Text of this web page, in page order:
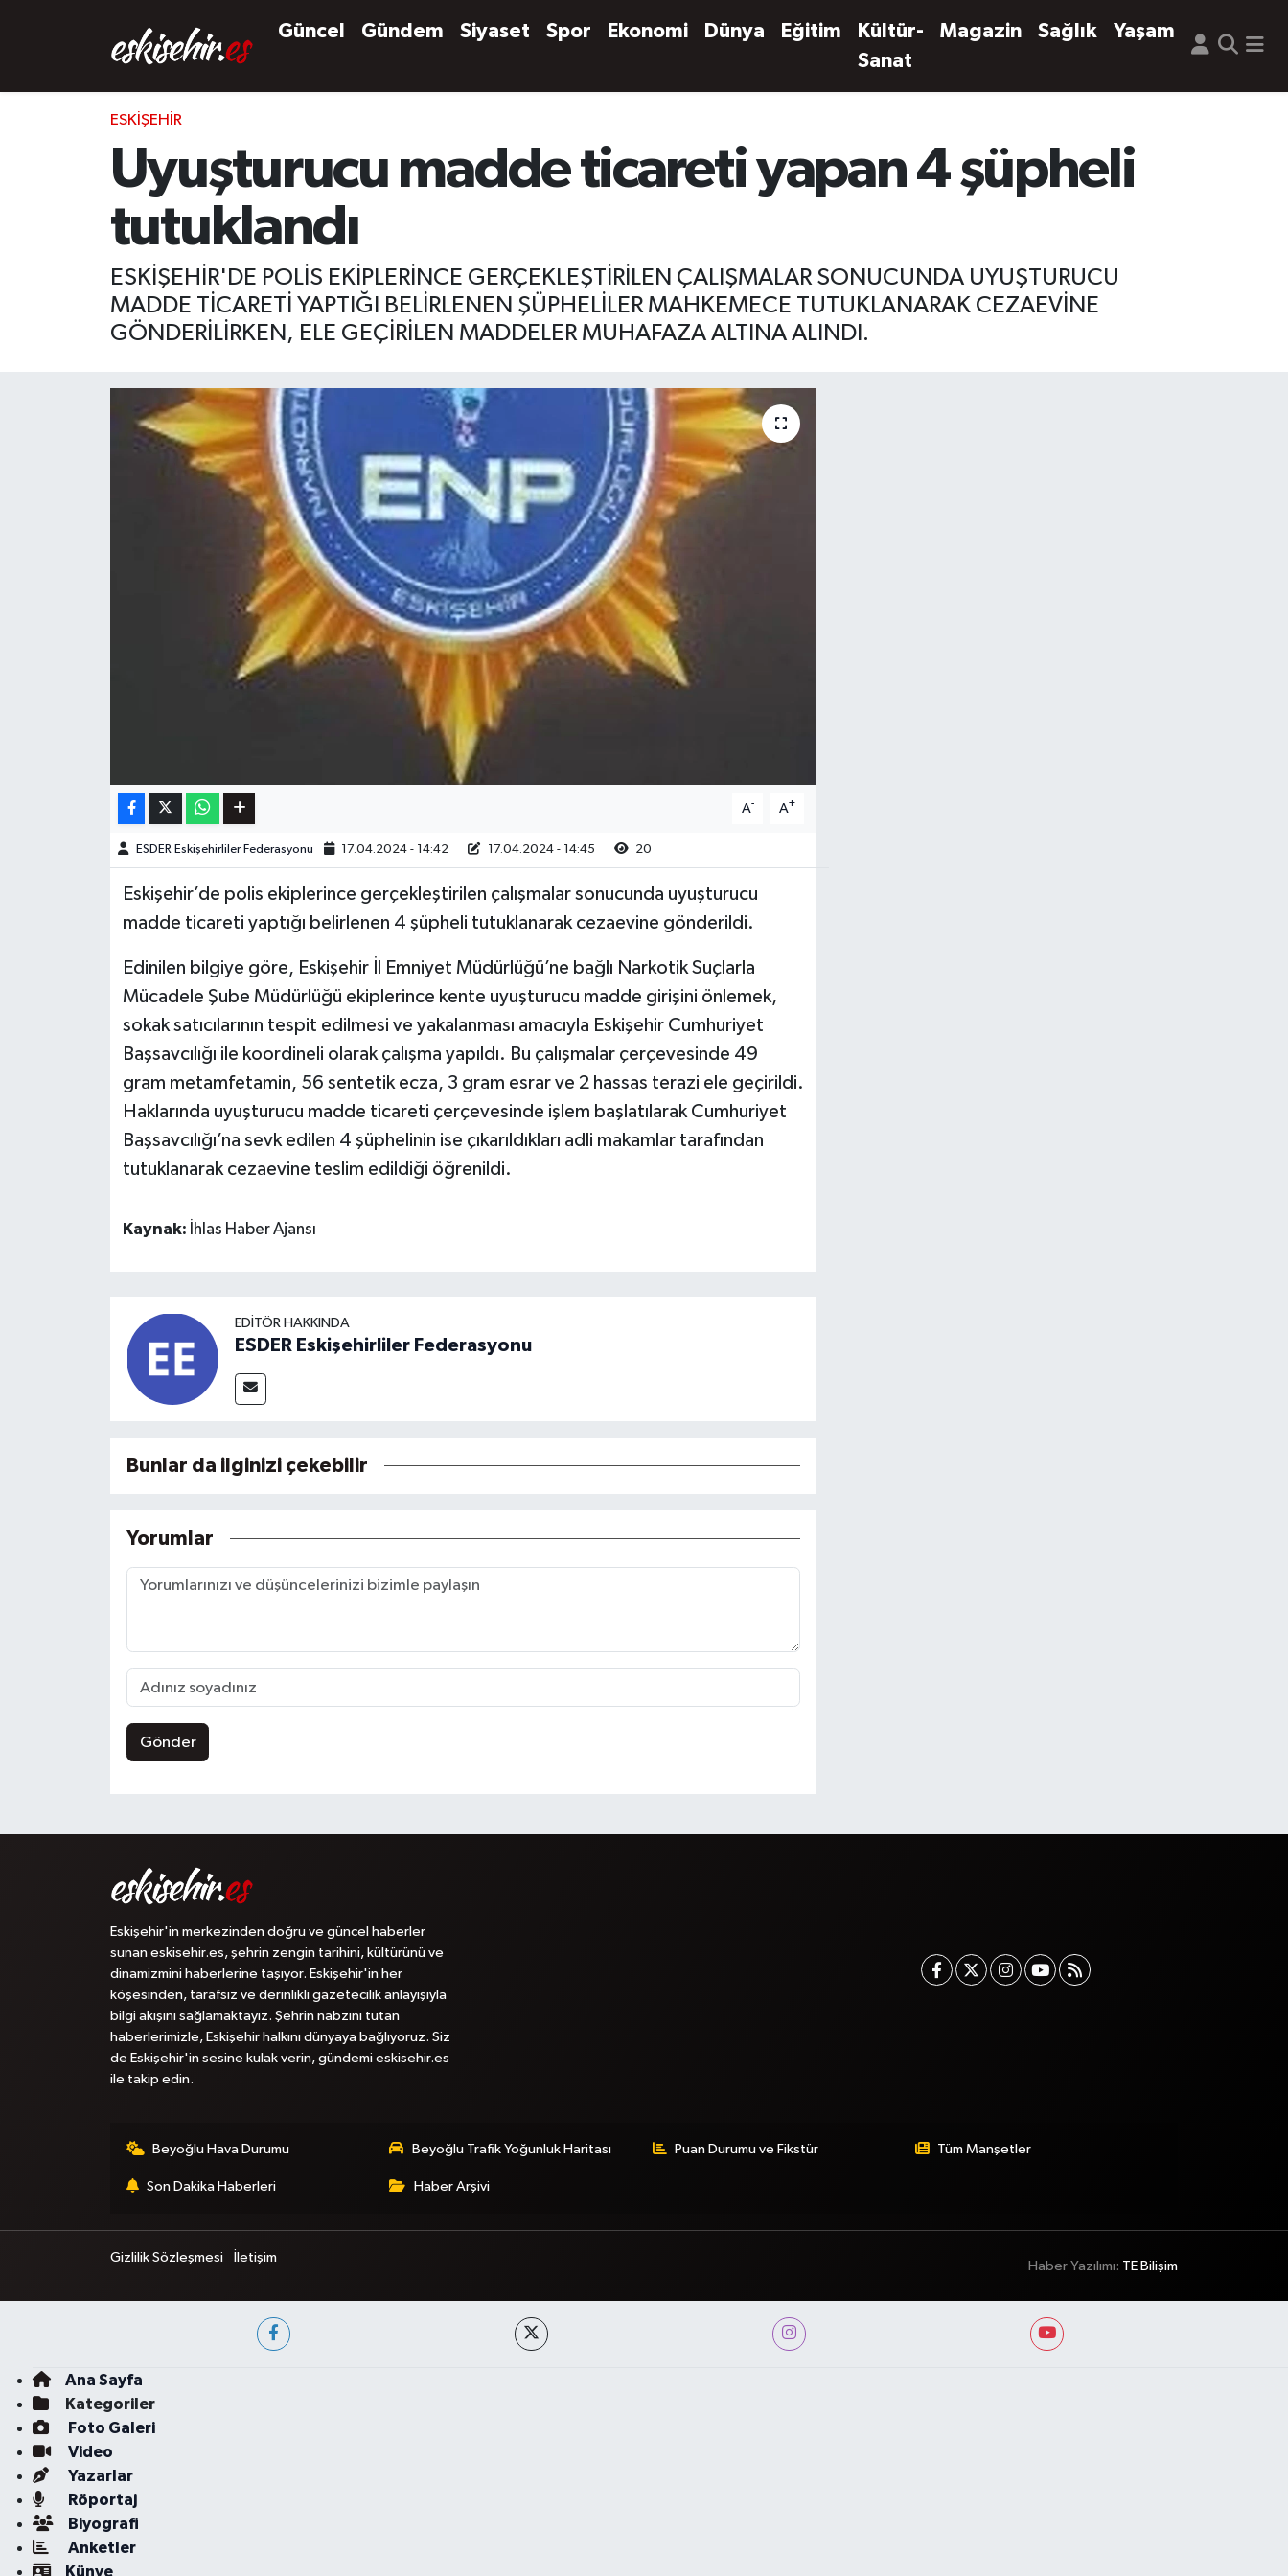
Güncel Gündem Siyaset Spor Ekonomi Dünya Eğitim
Kültür-
Sanat
Magazin Sağlık Yaşam
ESKIŞEHIR
Uyuşturucu madde ticareti yapan 4 şüpheli
tutuklandı
ESKİŞEHİR'DE POLİS EKİPLERİNCE GERÇEKLEŞTİRİLEN ÇALIŞMALAR SONUCUNDA UYUŞTURUCU
MADDE TİCARETİ YAPTIĞI BELİRLENEN ŞÜPHELİLER MAHKEMECE TUTUKLANARAK CEZAEVİNE
GÖNDERİLİRKEN, ELE GEÇİRİLEN MADDELER MUHAFAZA ALTINA ALINDI.
A- A+
ESDER Eskişehirliler Federasyonu 17.04.2024 - 14:42 17.04.2024 - 14:45 20
Eskişehir’de polis ekiplerince gerçekleştirilen çalışmalar sonucunda uyuşturucu
madde ticareti yaptığı belirlenen 4 şüpheli tutuklanarak cezaevine gönderildi.
Edinilen bilgiye göre, Eskişehir İl Emniyet Müdürlüğü’ne bağlı Narkotik Suçlarla
Mücadele Şube Müdürlüğü ekiplerince kente uyuşturucu madde girişini önlemek,
sokak satıcılarının tespit edilmesi ve yakalanması amacıyla Eskişehir Cumhuriyet
Başsavcılığı ile koordineli olarak çalışma yapıldı. Bu çalışmalar çerçevesinde 49
gram metamfetamin, 56 sentetik ecza, 3 gram esrar ve 2 hassas terazi ele geçirildi.
Haklarında uyuşturucu madde ticareti çerçevesinde işlem başlatılarak Cumhuriyet
Başsavcılığı’na sevk edilen 4 şüphelinin ise çıkarıldıkları adli makamlar tarafından
tutuklanarak cezaevine teslim edildiği öğrenildi.
Kaynak: İhlas Haber Ajansı
EDITÖR HAKKINDA
ESDER Eskişehirliler Federasyonu
Bunlar da ilginizi çekebilir
Yorumlar
Gönder
Eskişehir'in merkezinden doğru ve güncel haberler
sunan eskisehir.es, şehrin zengin tarihini, kültürünü ve
dinamizmini haberlerine taşıyor. Eskişehir'in her
köşesinden, tarafsız ve derinlikli gazetecilik anlayışıyla
bilgi akışını sağlamaktayız. Şehrin nabzını tutan
haberlerimizle, Eskişehir halkını dünyaya bağlıyoruz. Siz
de Eskişehir'in sesine kulak verin, gündemi eskisehir.es
ile takip edin.
Beyoğlu Hava Durumu Beyoğlu Trafik Yoğunluk Haritası Puan Durumu ve Fikstür Tüm Manşetler
Son Dakika Haberleri Haber Arşivi
Gizlilik Sözleşmesi İletişim
Haber Yazılımı: TE Bilişim
Ana Sayfa
Kategoriler
Foto Galeri
Video
Yazarlar
Röportaj
Biyografi
Anketler
Künye